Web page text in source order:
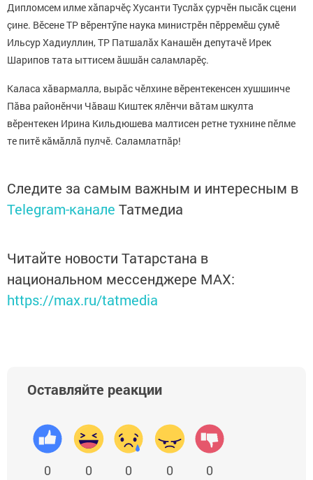
Дипломсем илме хăпарчӗç Хусанти Туслăх çурчӗн пысăк сцени
çине. Вӗсене ТР вӗрентӳпе наука министрӗн пӗрремӗш çумӗ
Ильсур Хадиуллин, ТР Патшалăх Канашӗн депутачӗ Ирек
Шарипов тата ыттисем ăшшăн саламларӗç.
Каласа хăвармалла, вырăс чӗлхине вӗрентекенсен хушшинче
Пăва районӗнчи Чăваш Киштек ялӗнчи вăтам шкулта
вӗрентекен Ирина Кильдюшева малтисен ретне тухнине пӗлме
те питӗ кăмăллă пулчӗ. Саламлатпăр!
Следите за самым важным и интересным в
Telegram-канале Татмедиа
Читайте новости Татарстана в
национальном мессенджере MАХ:
https://max.ru/tatmedia
Оставляйте реакции
0 0 0 0 0